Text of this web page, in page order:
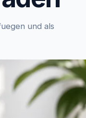
und als